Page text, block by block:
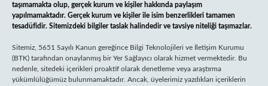
taşımamakta olup, gerçek kurum ve kişiler hakkında paylaşım
yapılmamaktadır. Gerçek kurum ve kişiler ile isim benzerlikleri tamamen
tesadüfidir. Sitemizdeki bilgiler taslak halindedir ve tavsiye niteliği taşımazlar.
Sitemiz, 5651 Sayılı Kanun gereğince Bilgi Teknolojileri ve İletişim Kurumu
(BTK) tarafından onaylanmış bir Yer Sağlayıcı olarak hizmet vermektedir. Bu
nedenle, sitedeki içerikleri proaktif olarak denetleme veya araştırma
yükümlülüğümüz bulunmamaktadır. Ancak, üyelerimiz yazdıkları içeriklerin